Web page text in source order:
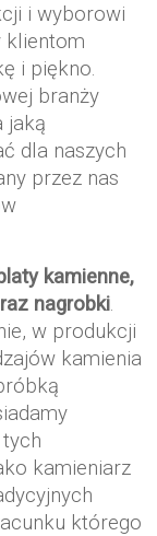
i wyborowi
klientom
i piękno.
branży
jaką
dla naszych
przez nas
kamienne,
nagrobki.
w produkcji
kamienia
kamieniarz
którego